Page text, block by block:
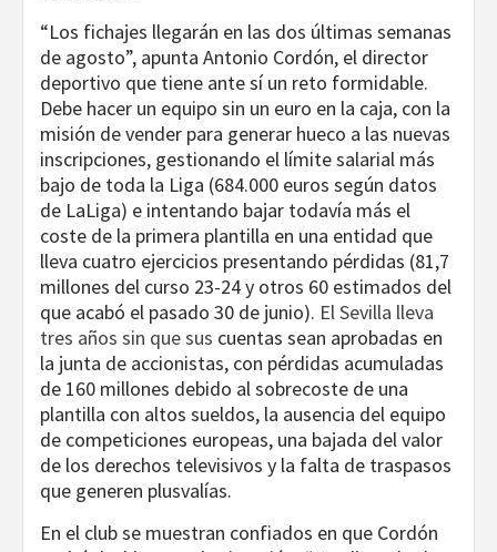
“Los fichajes llegarán en las dos últimas semanas
de agosto”, apunta Antonio Cordón, el director
deportivo que tiene ante sí un reto formidable.
Debe hacer un equipo sin un euro en la caja, con la
misión de vender para generar hueco a las nuevas
inscripciones, gestionando el límite salarial más
bajo de toda la Liga (684.000 euros según datos
de LaLiga) e intentando bajar todavía más el
coste de la primera plantilla en una entidad que
lleva cuatro ejercicios presentando pérdidas (81,7
millones del curso 23-24 y otros 60 estimados del
que acabó el pasado 30 de junio). El Sevilla lleva
tres años sin que sus cuentas sean aprobadas en
la junta de accionistas, con pérdidas acumuladas
de 160 millones debido al sobrecoste de una
plantilla con altos sueldos, la ausencia del equipo
de competiciones europeas, una bajada del valor
de los derechos televisivos y la falta de traspasos
que generen plusvalías.
En el club se muestran confiados en que Cordón